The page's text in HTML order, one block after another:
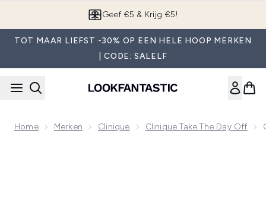
App downloaden
TOT MAAR LIEFST -30% OP EEN HELE HOOP MERKEN
| CODE: SALELF
Home Merken Clinique Clinique Take The Day Off